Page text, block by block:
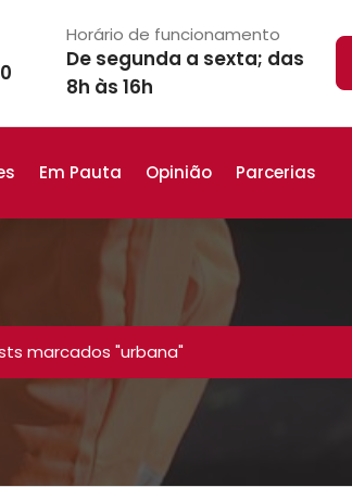
Horário de funcionamento
De segunda a sexta; das
8h às 16h
Em Pauta Opinião Parcerias
marcados "urbana"